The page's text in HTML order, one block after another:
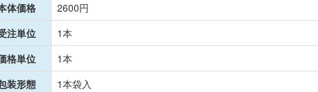
体価格
2600円
注単位
1本
格単位
1本
装形態
1本袋入